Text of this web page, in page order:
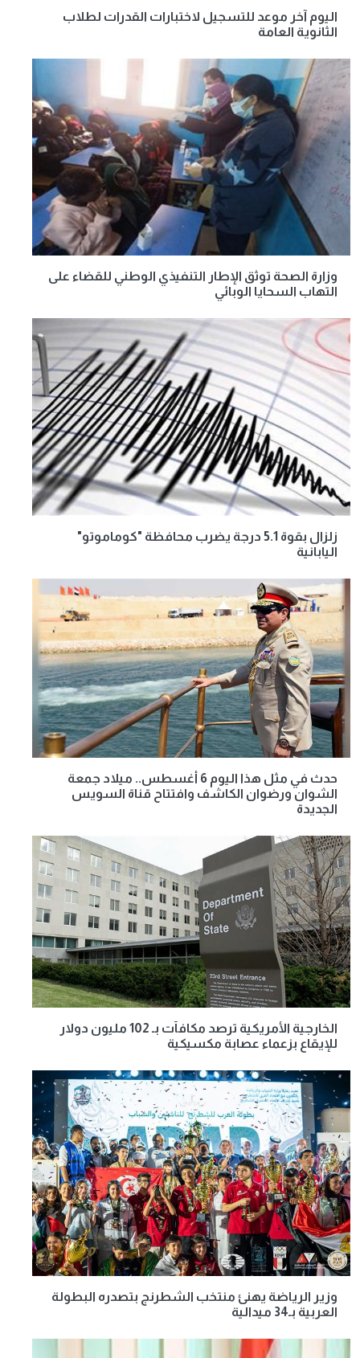
اليوم آخر موعد للتسجيل لاختبارات القدرات لطلاب
الثانوية العامة
وزارة الصحة توثق الإطار التنفيذي الوطني للقضاء على
التهاب السحايا الوبائي
زلزال بقوة 5.1 درجة يضرب محافظة "كوماموتو"
اليابانية
حدث في مثل هذا اليوم 6 أغسطس.. ميلاد جمعة
الشوان ورضوان الكاشف وافتتاح قناة السويس
الجديدة
الخارجية الأمريكية ترصد مكافآت بـ 102 مليون دولار
للإيقاع بزعماء عصابة مكسيكية
وزير الرياضة يهنئ منتخب الشطرنج بتصدره البطولة
العربية بـ34 ميدالية